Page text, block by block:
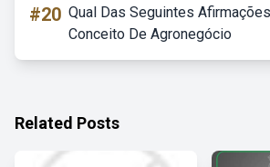
#20 Qual Das Seguintes
Conceito De Agronegócio
Related Posts